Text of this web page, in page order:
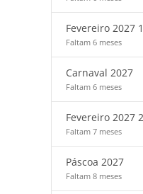
Fevereiro 2027
Faltam 6 meses
Carnaval 2027
Faltam 6 meses
Fevereiro 2027
Faltam 7 meses
Páscoa 2027
Faltam 8 meses